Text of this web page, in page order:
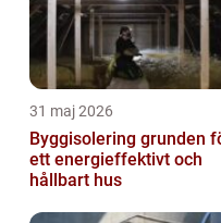
31 maj 2026
Byggisolering grunden för
ett energieffektivt och
hållbart hus